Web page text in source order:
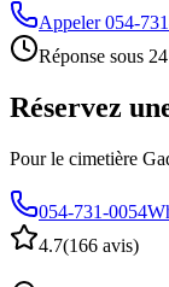
Appeler 054-
Réponse sous
Réservez
Pour le cimetière
054-731-0054
4.7(166 avis)